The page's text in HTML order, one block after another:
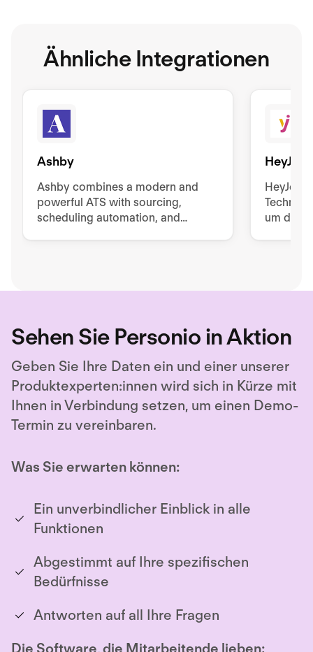
Ähnliche Integrationen
Ashby
Ashby combines a modern and
powerful ATS with sourcing,
scheduling automation, and
um die
Sehen Sie Personio in Aktion
Geben Sie Ihre Daten ein und einer unserer
Produktexperten:innen wird sich in Kürze mit
Ihnen in Verbindung setzen, um einen Demo-
Termin zu vereinbaren.
Was Sie erwarten können:
Ein unverbindlicher Einblick in alle
Funktionen
Abgestimmt auf Ihre spezifischen
Bedürfnisse
Antworten auf all Ihre Fragen
Die Software, die Mitarbeitende lieben: